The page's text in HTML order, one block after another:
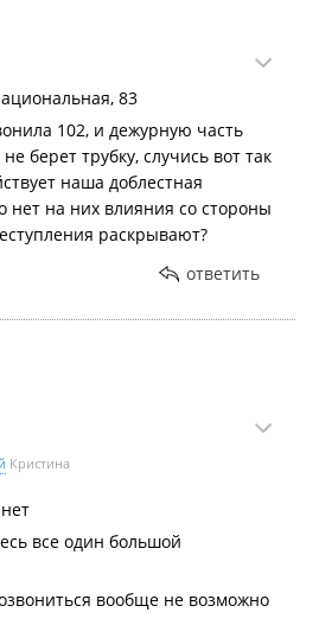
83
102, и дежурную часть
берет трубку, случись вот так
наша доблестная
нет на них влияния со стороны
раскрывают?
ответить
Кристина
все один большой
вообще не возможно